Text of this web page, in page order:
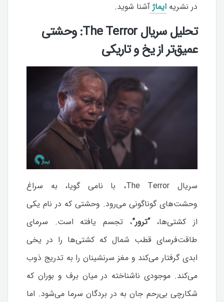
در نشریهایماژ آشنا شوید.
تحلیل سریال The Terror: وحشتی
عمیق‌تر از یخ و تاریکی
سریال The Terror، با نامی گویا، به سراغ
وحشت‌های گوناگونی می‌رود. وحشتی که در نام یکی
از کشتی‌ها،“ترور”، تجسم یافته است. سرمای
طاقت‌فرسای قطب شمال که کشتی‌ها را در یخی
ابدی گرفتار می‌کند و مغز سرنشینان را به تدریج ذوب
می‌کند. موجودی ناشناخته در میان برف و بوران که
شکارچی بی‌رحم جان به در بردگان سرما می‌شود. اما